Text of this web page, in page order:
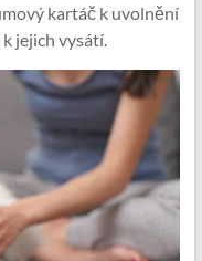
kartáč k uvolnění
jejich vysátí.